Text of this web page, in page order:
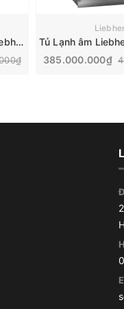
Tủ bảo quản rượu vang Liebherr Monolith | EWT 9275
385.000.000₫